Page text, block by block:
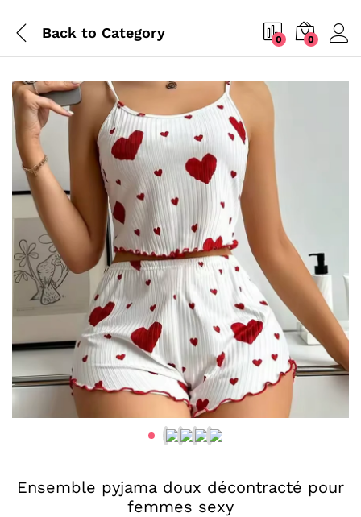
Back to Category 0 0
Ensemble pyjama doux décontracté pour
femmes sexy